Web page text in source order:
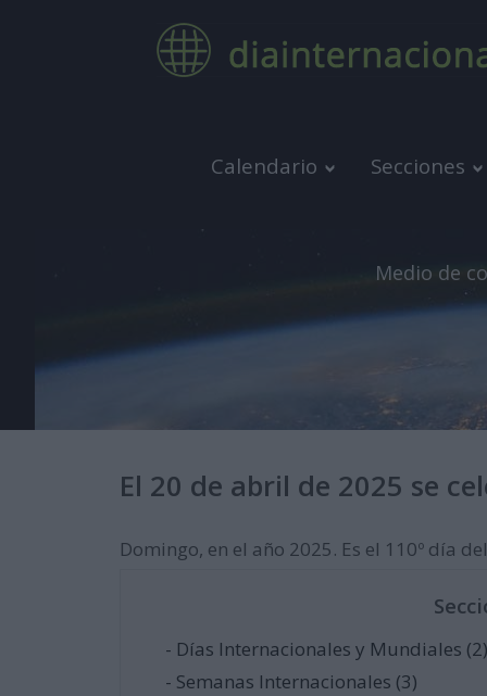
Calendario Secciones
Medio de
El 20 de abril de 2025 se
Domingo, en el año 2025. Es el 110º día
- Días Internacionales y Mundiales (2)
- Semanas Internacionales (3)